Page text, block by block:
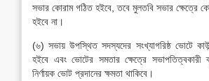
সভার কোরাম গঠিত হইবে, তবে মুলতবি সভার ক্ষেত্রে
হইবে না।
(৬) সভায় উপস্থিত সদস্যদের সংখ্যাগরিষ্ঠ ভোটে
হইবে এবং ভোটের সমতার ক্ষেত্রে সভাপতিত্বকারী
নির্ণায়ক ভোট প্রদানের ক্ষমতা থাকিবে।